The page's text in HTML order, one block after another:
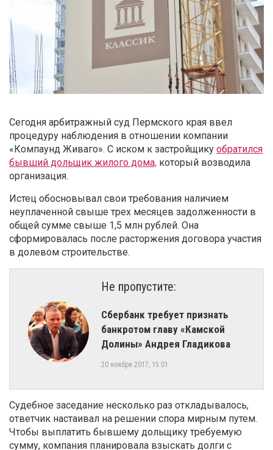
Сегодня арбитражный суд Пермского края ввел
процедуру наблюдения в отношении компании
«Компаунд Живаго». С иском к застройщику обратился
бывший дольщик жилого дома, который возводила
организация.
Истец обосновывал свои требования наличием
неуплаченной свыше трех месяцев задолженности в
общей сумме свыше 1,5 млн рублей. Она
сформировалась после расторжения договора участия
в долевом строительстве.
Не пропустите:
Сбербанк требует признать
банкротом главу «Камской
Долины» Андрея Гладикова
20 ноября 2017, 15:01
Судебное заседание несколько раз откладывалось,
ответчик настаивал на решении спора мирным путем.
Чтобы выплатить бывшему дольщику требуемую
сумму, компания планировала взыскать долги с